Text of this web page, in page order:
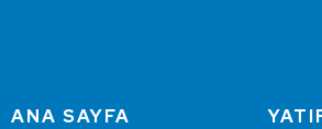
ANA SAYFA